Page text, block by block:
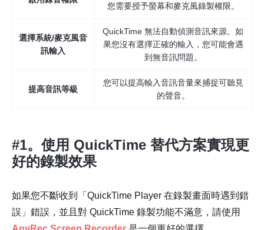
您需要授予螢幕和麥克風錄製權限。
選擇系統/麥克風音
訊輸入
QuickTime 無法自動偵測音訊來源。如
果您沒有選擇正確的輸入，您可能會遇
到無音訊問題。
提高音訊等級
您可以提高輸入音訊音量來捕捉可聽見
的聲音。
#1。使用 QuickTime 替代方案實現更
好的錄製效果
如果您不斷收到「QuickTime Player 在錄製畫面時遇到錯
誤」錯誤，並且對 QuickTime 錄製功能不滿意，請使用